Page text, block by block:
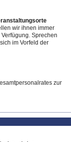
wir ihnen immer
Sprechen
im Vorfeld der
zur